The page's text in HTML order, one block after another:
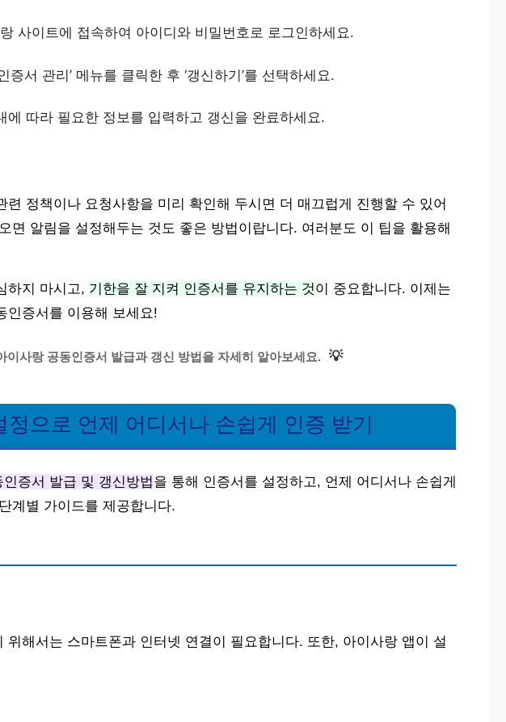
사이트에 접속하여 아이디와 비밀번호로 로그인하세요.
증서 관리’ 메뉴를 클릭한 후 ‘갱신하기’를 선택하세요.
에 따라 필요한 정보를 입력하고 갱신을 완료하세요.
련 정책이나 요청사항을 미리 확인해 두시면 더 매끄럽게 진행할 수 있어
면 알림을 설정해두는 것도 좋은 방법이랍니다. 여러분도 이 팁을 활용해
하지 마시고, 기한을 잘 지켜 인증서를 유지하는 것이 중요합니다. 이제는
인증서를 이용해 보세요!
이사랑 공동인증서 발급과 갱신 방법을 자세히 알아보세요. 💡
정으로 언제 어디서나 손쉽게 인증 받기
증서 발급 및 갱신방법을 통해 인증서를 설정하고, 언제 어디서나 손쉽게
계별 가이드를 제공합니다.
위해서는 스마트폰과 인터넷 연결이 필요합니다. 또한, 아이사랑 앱이 설